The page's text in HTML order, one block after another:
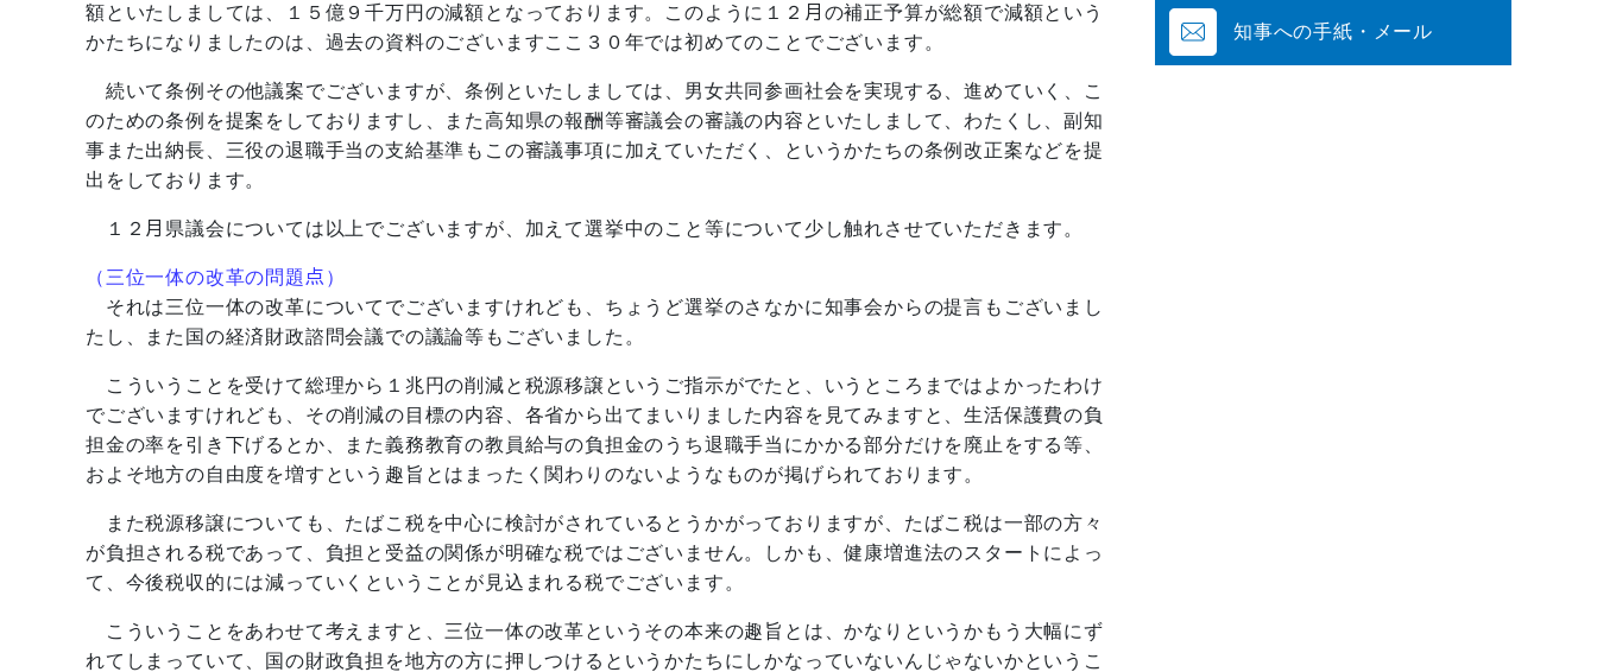
額といたしましては、１５億９千万円の減額となっております。このように１２月の補正予算が総額で減額という
かたちになりましたのは、過去の資料のございますここ３０年では初めてのことでございます。
続いて条例その他議案でございますが、条例といたしましては、男女共同参画社会を実現する、進めていく、こ
のための条例を提案をしておりますし、また高知県の報酬等審議会の審議の内容といたしまして、わたくし、副知
事また出納長、三役の退職手当の支給基準もこの審議事項に加えていただく、というかたちの条例改正案などを提
出をしております。
１２月県議会については以上でございますが、加えて選挙中のこと等について少し触れさせていただきます。
（三位一体の改革の問題点）
それは三位一体の改革についてでございますけれども、ちょうど選挙のさなかに知事会からの提言もございまし
たし、また国の経済財政諮問会議での議論等もございました。
こういうことを受けて総理から１兆円の削減と税源移譲というご指示がでたと、いうところまではよかったわけ
でございますけれども、その削減の目標の内容、各省から出てまいりました内容を見てみますと、生活保護費の負
担金の率を引き下げるとか、また義務教育の教員給与の負担金のうち退職手当にかかる部分だけを廃止をする等、
およそ地方の自由度を増すという趣旨とはまったく関わりのないようなものが掲げられております。
また税源移譲についても、たばこ税を中心に検討がされているとうかがっておりますが、たばこ税は一部の方々
が負担される税であって、負担と受益の関係が明確な税ではございません。しかも、健康増進法のスタートによっ
て、今後税収的には減っていくということが見込まれる税でございます。
こういうことをあわせて考えますと、三位一体の改革というその本来の趣旨とは、かなりというかもう大幅にず
れてしまっていて、国の財政負担を地方の方に押しつけるというかたちにしかなっていないんじゃないかというこ
知事への手紙・メール